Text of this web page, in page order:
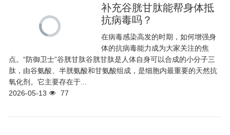
补充谷胱甘肽能帮身体抵
抗病毒吗？
在病毒感染高发的时期，如何增强身
体的抗病毒能力成为大家关注的焦
点。“防御卫士”谷胱甘肽谷胱甘肽是人体自身可以合成的小分子三
肽，由谷氨酸、半胱氨酸和甘氨酸组成，是细胞内最重要的天然抗
氧化剂。它主要存在于...
2026-05-13
77